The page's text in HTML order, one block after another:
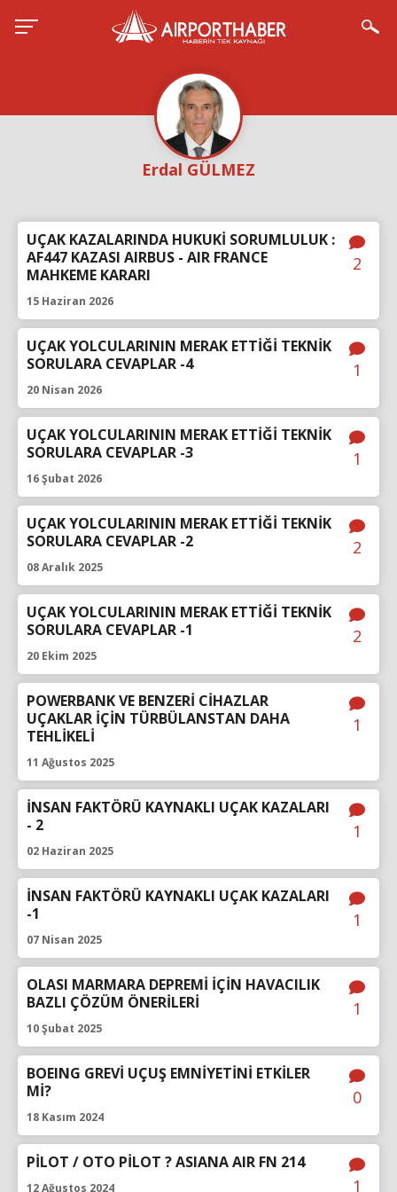
Erdal GÜLMEZ
UÇAK KAZALARINDA HUKUKİ SORUMLULUK :
AF447 KAZASI AIRBUS - AIR FRANCE
MAHKEME KARARI
15 Haziran 2026
2
UÇAK YOLCULARININ MERAK ETTİĞİ TEKNİK
SORULARA CEVAPLAR -4
20 Nisan 2026
1
UÇAK YOLCULARININ MERAK ETTİĞİ TEKNİK
SORULARA CEVAPLAR -3
16 Şubat 2026
1
UÇAK YOLCULARININ MERAK ETTİĞİ TEKNİK
SORULARA CEVAPLAR -2
08 Aralık 2025
2
UÇAK YOLCULARININ MERAK ETTİĞİ TEKNİK
SORULARA CEVAPLAR -1
20 Ekim 2025
2
POWERBANK VE BENZERİ CİHAZLAR
UÇAKLAR İÇİN TÜRBÜLANSTAN DAHA
TEHLİKELİ
11 Ağustos 2025
1
İNSAN FAKTÖRÜ KAYNAKLI UÇAK KAZALARI
- 2
02 Haziran 2025
1
İNSAN FAKTÖRÜ KAYNAKLI UÇAK KAZALARI
-1
07 Nisan 2025
1
OLASI MARMARA DEPREMİ İÇİN HAVACILIK
BAZLI ÇÖZÜM ÖNERİLERİ
10 Şubat 2025
1
BOEING GREVİ UÇUŞ EMNİYETİNİ ETKİLER
Mİ?
18 Kasım 2024
0
PİLOT / OTO PİLOT ? ASIANA AIR FN 214
12 Ağustos 2024 1